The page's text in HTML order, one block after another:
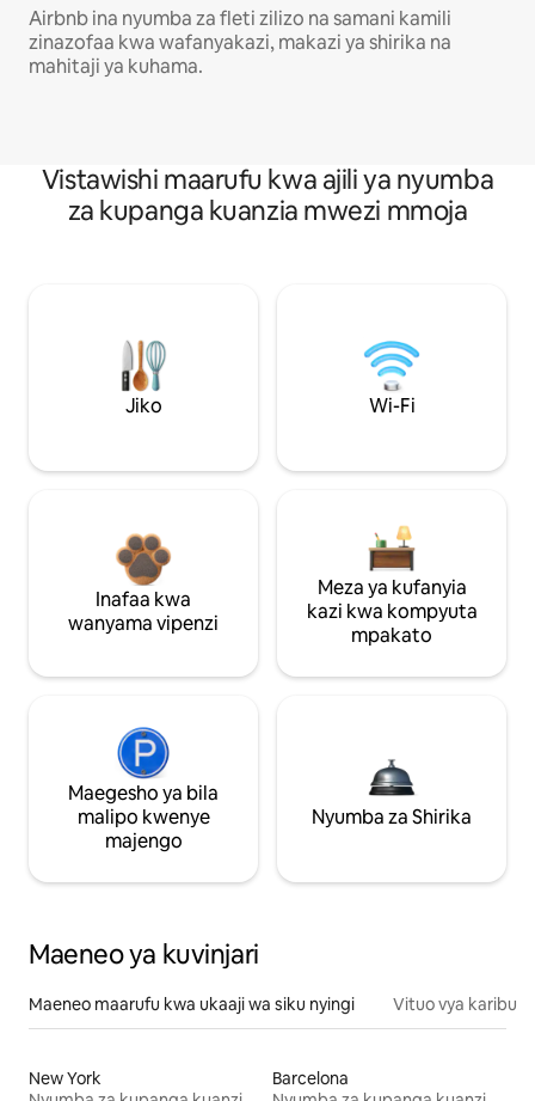
Airbnb ina nyumba za fleti zilizo na samani kamili
zinazofaa kwa wafanyakazi, makazi ya shirika na
mahitaji ya kuhama.
Vistawishi maarufu kwa ajili ya nyumba
za kupanga kuanzia mwezi mmoja
Jiko Wi-Fi
Inafaa kwa
wanyama vipenzi
Meza ya kufanyia
kazi kwa kompyuta
mpakato
Maegesho ya bila
malipo kwenye
majengo
Nyumba za Shirika
Maeneo ya kuvinjari
Maeneo maarufu kwa ukaaji wa siku nyingi Vituo vya karibu
New York
Barcelona